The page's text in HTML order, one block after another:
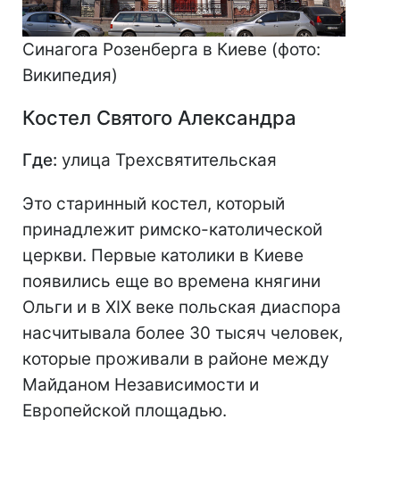
Синагога Розенберга в Киеве (фото:
Википедия)
Костел Святого Александра
Где: улица Трехсвятительская
Это старинный костел, который
принадлежит римско-католической
церкви. Первые католики в Киеве
появились еще во времена княгини
Ольги и в XIX веке польская диаспора
насчитывала более 30 тысяч человек,
которые проживали в районе между
Майданом Независимости и
Европейской площадью.